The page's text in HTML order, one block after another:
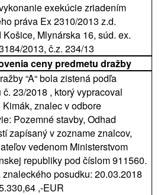
exekúcie zriadením
práva Ex 2310/2013 z.d.
Mlynárska 16, súd. ex.
2013, č.z. 234/13
ceny predmetu dražby
“A“ bola zistená podľa
23/2018 , ktorý vypracoval
znalec v odbore
Pozemné stavby, Odhad
zapísaný v zozname znalcov,
vedenom Ministerstvom
republiky pod číslom 911560.
posudku: 20.03.2018
,-EUR